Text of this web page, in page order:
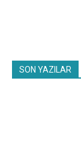
SON YAZILAR